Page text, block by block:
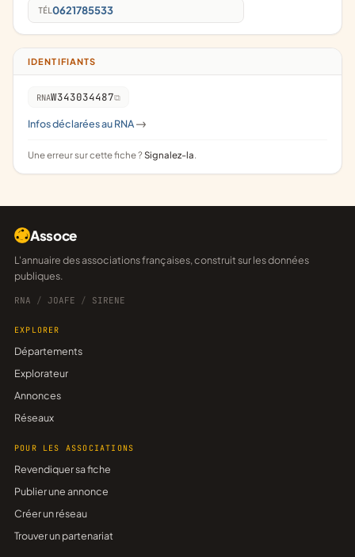
TÉL0621785533
IDENTIFIANTS
RNAW343034487
Infos déclarées au RNA ->
Une erreur sur cette fiche ? Signalez-la.
Assoce
L'annuaire des associations françaises, construit sur les données
publiques.
RNA / JOAFE / SIRENE
EXPLORER
Départements
Explorateur
Annonces
Réseaux
POUR LES ASSOCIATIONS
Revendiquer sa fiche
Publier une annonce
Créer un réseau
Trouver un partenariat